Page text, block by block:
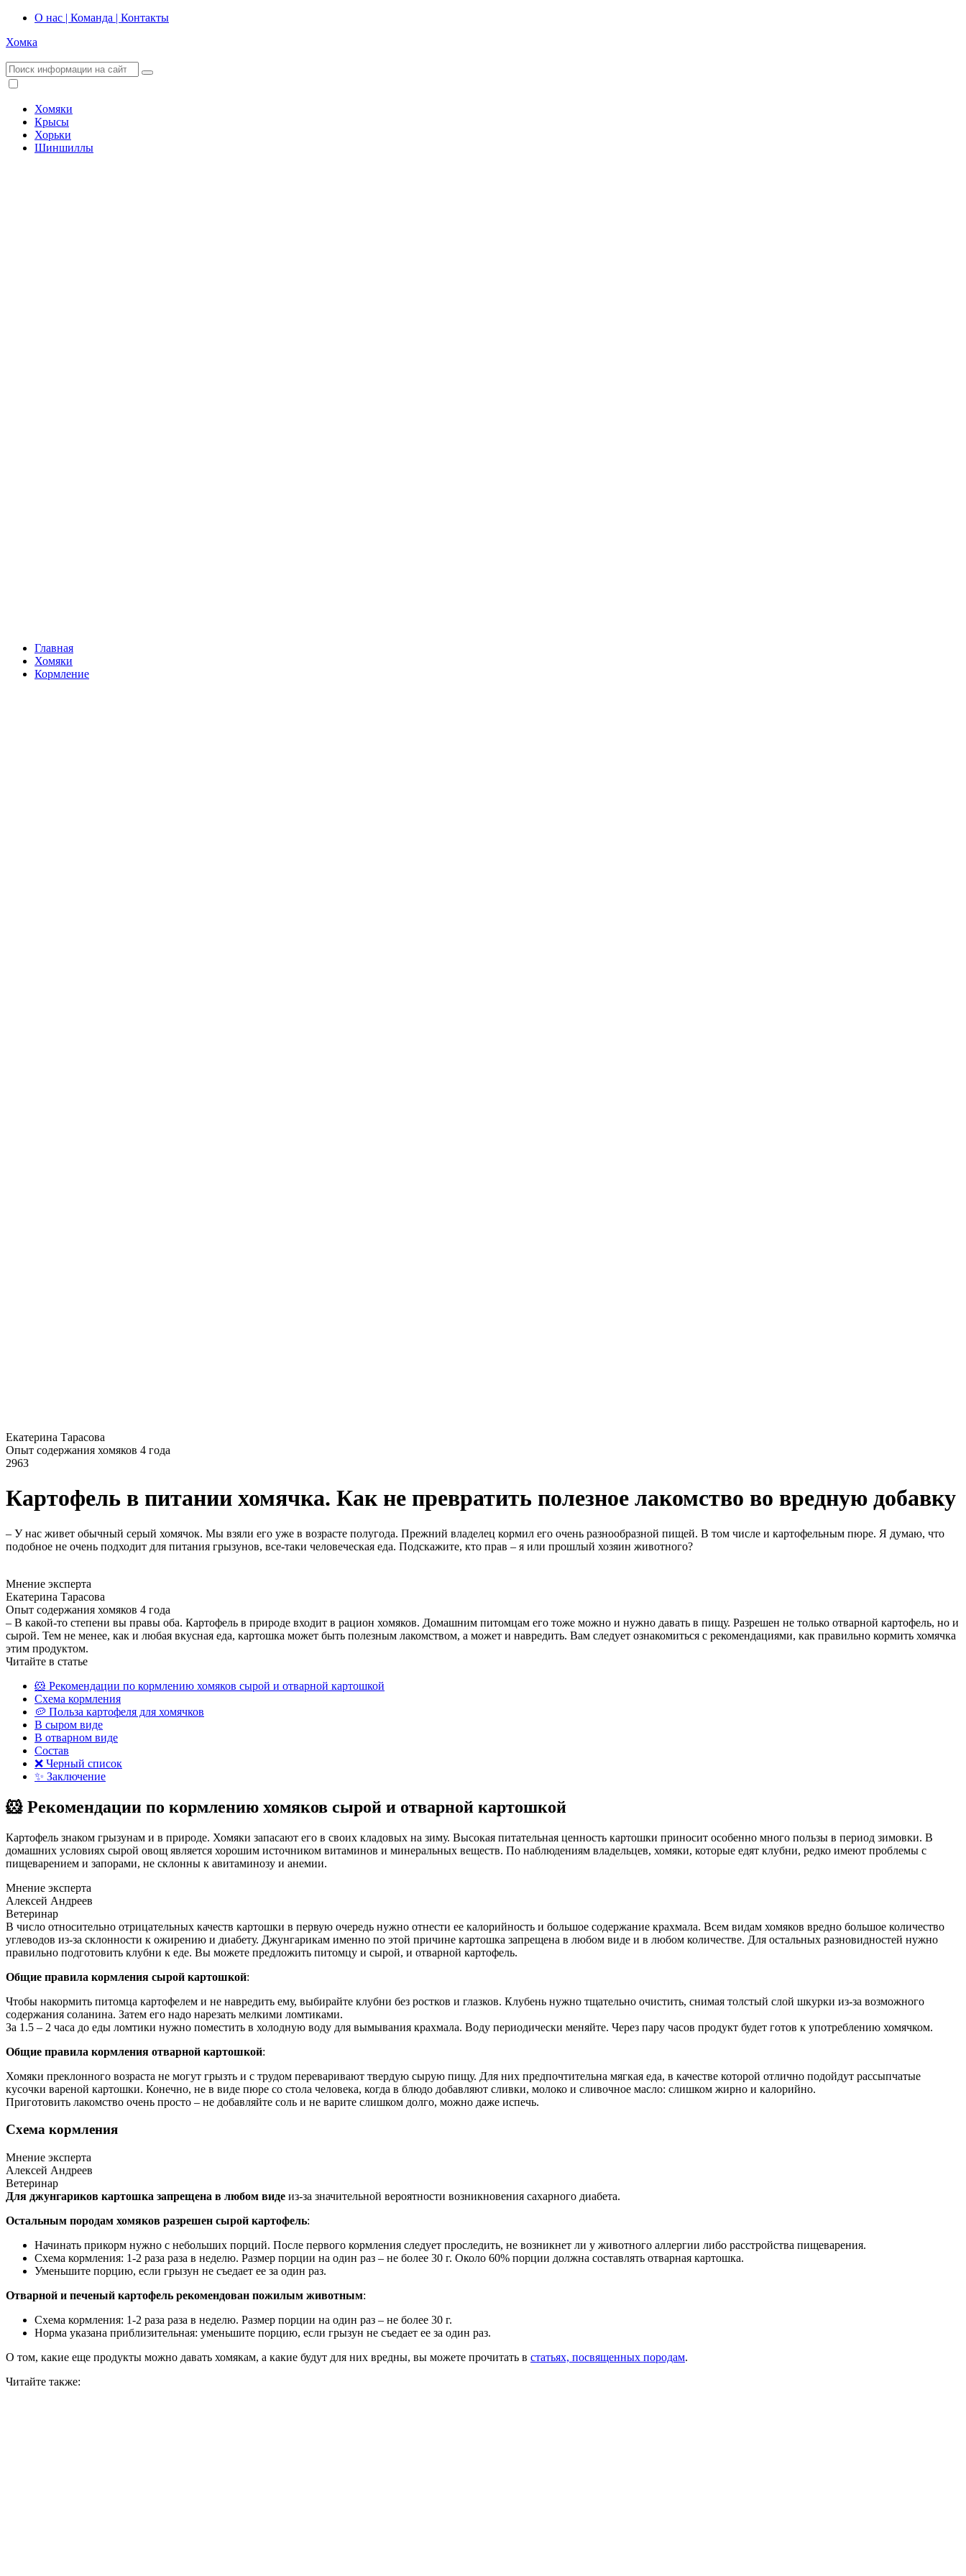
О нас | Команда | Контакты
Хомка
Хомяки
Крысы
Хорьки
Шиншиллы
Главная
Хомяки
Кормление
Екатерина Тарасова
Опыт содержания хомяков 4 года
2963
Картофель в питании хомячка. Как не превратить полезное лакомство во вредную добавку
– У нас живет обычный серый хомячок. Мы взяли его уже в возрасте полугода. Прежний владелец кормил его очень разнообразной пищей. В том числе и картофельным пюре. Я думаю, что
подобное не очень подходит для питания грызунов, все-таки человеческая еда. Подскажите, кто прав – я или прошлый хозяин животного?
Мнение эксперта
Екатерина Тарасова
Опыт содержания хомяков 4 года
– В какой-то степени вы правы оба. Картофель в природе входит в рацион хомяков. Домашним питомцам его тоже можно и нужно давать в пищу. Разрешен не только отварной картофель, но и
сырой. Тем не менее, как и любая вкусная еда, картошка может быть полезным лакомством, а может и навредить. Вам следует ознакомиться с рекомендациями, как правильно кормить хомячка
этим продуктом.
Читайте в статье
🐹 Рекомендации по кормлению хомяков сырой и отварной картошкой
Схема кормления
🥔 Польза картофеля для хомячков
В сыром виде
В отварном виде
Состав
❌ Черный список
✨ Заключение
🐹 Рекомендации по кормлению хомяков сырой и отварной картошкой
Картофель знаком грызунам и в природе. Хомяки запасают его в своих кладовых на зиму. Высокая питательная ценность картошки приносит особенно много пользы в период зимовки. В
домашних условиях сырой овощ является хорошим источником витаминов и минеральных веществ. По наблюдениям владельцев, хомяки, которые едят клубни, редко имеют проблемы с
пищеварением и запорами, не склонны к авитаминозу и анемии.
Мнение эксперта
Алексей Андреев
Ветеринар
В число относительно отрицательных качеств картошки в первую очередь нужно отнести ее калорийность и большое содержание крахмала. Всем видам хомяков вредно большое количество
углеводов из-за склонности к ожирению и диабету. Джунгарикам именно по этой причине картошка запрещена в любом виде и в любом количестве. Для остальных разновидностей нужно
правильно подготовить клубни к еде. Вы можете предложить питомцу и сырой, и отварной картофель.
Общие правила кормления сырой картошкой:
Чтобы накормить питомца картофелем и не навредить ему, выбирайте клубни без ростков и глазков. Клубень нужно тщательно очистить, снимая толстый слой шкурки из-за возможного
содержания соланина. Затем его надо нарезать мелкими ломтиками.
За 1.5 – 2 часа до еды ломтики нужно поместить в холодную воду для вымывания крахмала. Воду периодически меняйте. Через пару часов продукт будет готов к употреблению хомячком.
Общие правила кормления отварной картошкой:
Хомяки преклонного возраста не могут грызть и с трудом переваривают твердую сырую пищу. Для них предпочтительна мягкая еда, в качестве которой отлично подойдут рассыпчатые
кусочки вареной картошки. Конечно, не в виде пюре со стола человека, когда в блюдо добавляют сливки, молоко и сливочное масло: слишком жирно и калорийно.
Приготовить лакомство очень просто – не добавляйте соль и не варите слишком долго, можно даже испечь.
Схема кормления
Мнение эксперта
Алексей Андреев
Ветеринар
Для джунгариков картошка запрещена в любом виде из-за значительной вероятности возникновения сахарного диабета.
Остальным породам хомяков разрешен сырой картофель:
Начинать прикорм нужно с небольших порций. После первого кормления следует проследить, не возникнет ли у животного аллергии либо расстройства пищеварения.
Схема кормления: 1-2 раза раза в неделю. Размер порции на один раз – не более 30 г. Около 60% порции должна составлять отварная картошка.
Уменьшите порцию, если грызун не съедает ее за один раз.
Отварной и печеный картофель рекомендован пожилым животным:
Схема кормления: 1-2 раза раза в неделю. Размер порции на один раз – не более 30 г.
Норма указана приблизительная: уменьшите порцию, если грызун не съедает ее за один раз.
О том, какие еще продукты можно давать хомякам, а какие будут для них вредны, вы можете прочитать в статьях, посвященных породам.
Читайте также: